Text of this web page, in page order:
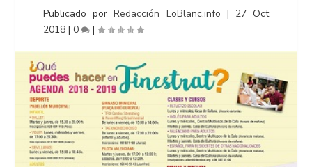
Publicado porRedacción LoBlanc.info | 27 Oct
2018 |0 |